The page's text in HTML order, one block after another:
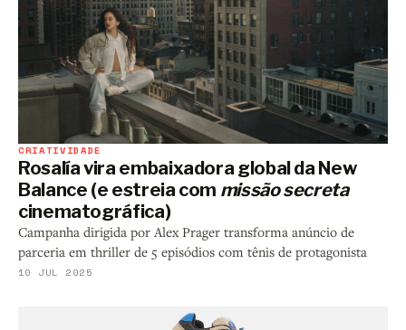
CRIATIVIDADE
Rosalía vira embaixadora global da New
Balance (e estreia com missão secreta
cinematográfica)
Campanha dirigida por Alex Prager transforma anúncio de
parceria em thriller de 5 episódios com tênis de protagonista
10 JUL 2025